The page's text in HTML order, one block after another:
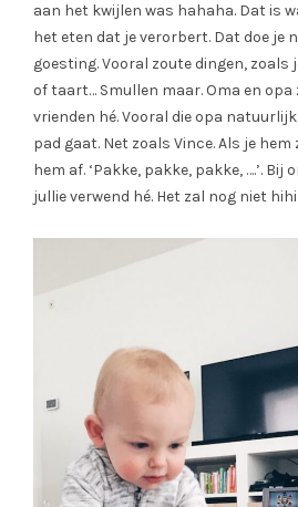
aan het kwijlen was hahaha. Dat is
het eten dat je verorbert. Dat doe je
goesting. Vooral zoute dingen, zoals
of taart… Smullen maar. Oma en opa
vrienden hé. Vooral die opa
pad gaat. Net zoals Vince. Als je
hem af. ‘Pakke, pakke, pakke, ….’. Bij
jullie verwend hé. Het zal nog niet hihi.